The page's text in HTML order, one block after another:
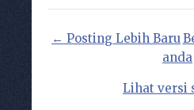
← Posting Lebih Baru
anda
Lihat versi